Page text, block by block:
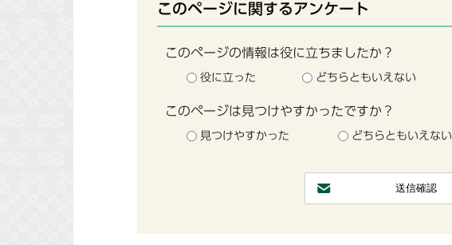
このページに関するアンケート
このページの情報は役に立ちましたか？
役に立った どちらともいえない
このページは見つけやすかったですか？
見つけやすかった どちらともいえない